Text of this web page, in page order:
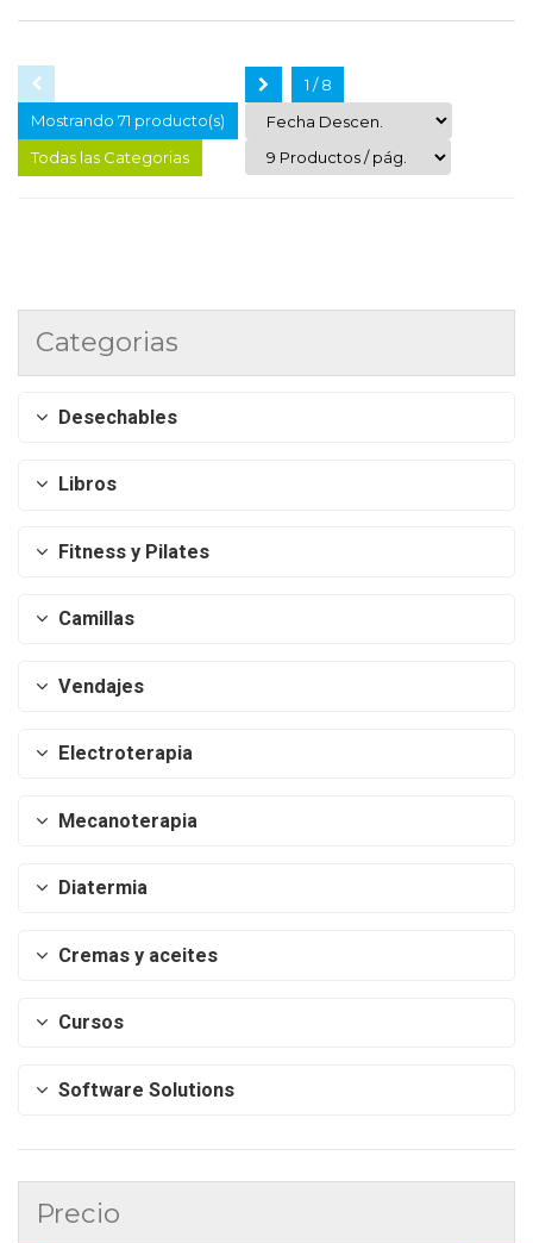
Mostrando 71 producto(s)
Todas las Categorias
1 / 8
Categorias
Desechables
Libros
Fitness y Pilates
Camillas
Vendajes
Electroterapia
Mecanoterapia
Diatermia
Cremas y aceites
Cursos
Software Solutions
Precio